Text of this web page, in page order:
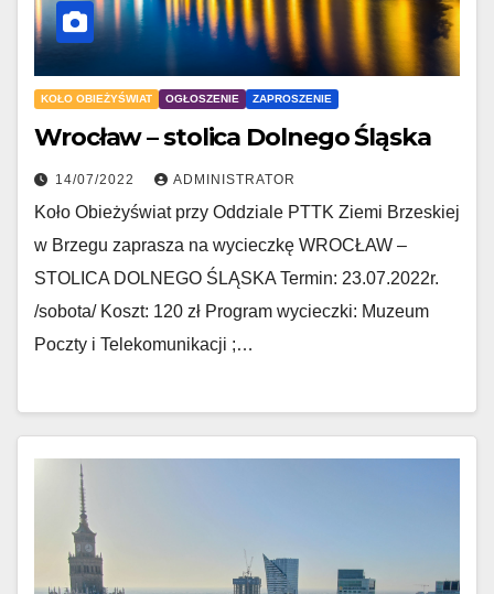
KOŁO OBIEŻYŚWIAT OGŁOSZENIE ZAPROSZENIE
Wrocław – stolica Dolnego Śląska
14/07/2022 ADMINISTRATOR
Koło Obieżyświat przy Oddziale PTTK Ziemi Brzeskiej
w Brzegu zaprasza na wycieczkę WROCŁAW –
STOLICA DOLNEGO ŚLĄSKA Termin: 23.07.2022r.
/sobota/ Koszt: 120 zł Program wycieczki: Muzeum
Poczty i Telekomunikacji ;…